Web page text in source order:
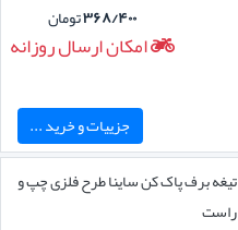
۳۶۸/۴۰۰تومان
امکان ارسال روزانه
جزییات و خرید ...
تیغه برف پاک کن ساینا طرح فلزی چپ و
راست